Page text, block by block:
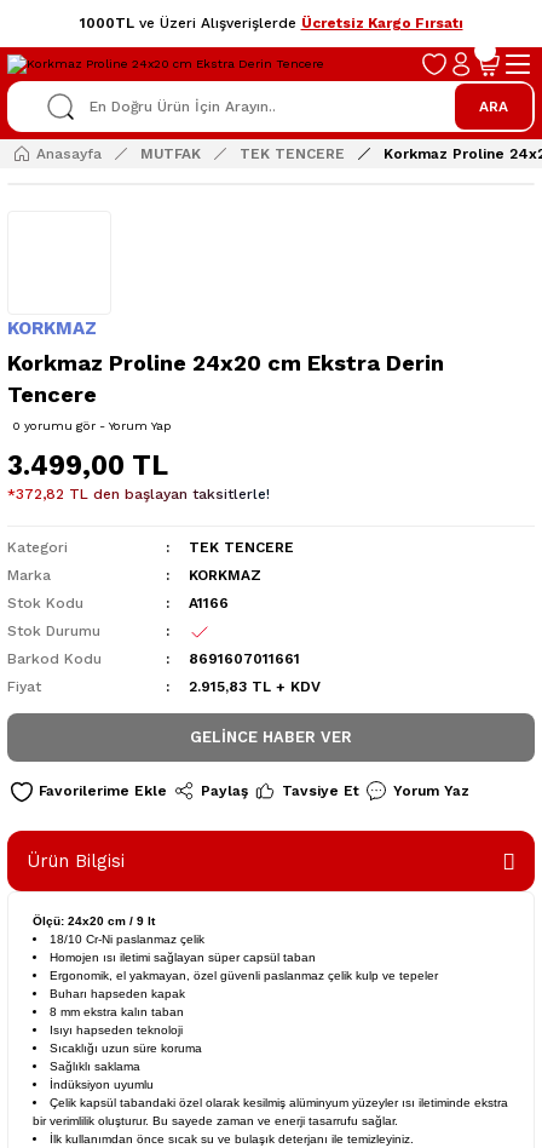
1000TLve Üzeri Alışverişlerde Ücretsiz Kargo Fırsatı
ARA
Anasayfa MUTFAK TEK TENCERE Korkmaz Proline
KORKMAZ
Korkmaz Proline 24x20 cm Ekstra Derin
Tencere
0 yorumu gör - Yorum Yap
3.499,00 TL
*372,82 TL den başlayan taksitlerle!
Kategori
TEK TENCERE
Marka
KORKMAZ
Stok Kodu
A1166
Stok Durumu
Barkod Kodu
8691607011661
Fiyat
2.915,83 TL + KDV
GELINCE HABER VER
Paylaş Tavsiye Et Yorum Yaz
Ürün Bilgisi
Ölçü: 24x20 cm / 9 lt
18/10 Cr-Ni paslanmaz çelik
Homojen ısı iletimi sağlayan süper capsül taban
Ergonomik, el yakmayan, özel güvenli paslanmaz çelik kulp ve tepeler
Buharı hapseden kapak
8 mm ekstra kalın taban
Isıyı hapseden teknoloji
Sıcaklığı uzun süre koruma
Sağlıklı saklama
İndüksiyon uyumlu
Çelik kapsül tabandaki özel olarak kesilmiş alüminyum yüzeyler ısı iletiminde ekstra
bir verimlilik oluşturur. Bu sayede zaman ve enerji tasarrufu sağlar.
İlk kullanımdan önce sıcak su ve bulaşık deterjanı ile temizleyiniz.